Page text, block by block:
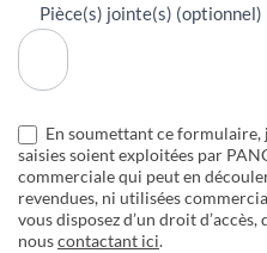
Pièce(s) jointe(s) (optionnel)
En soumettant ce formulaire,
saisies soient exploitées par
commerciale qui peut en
revendues, ni utilisées
vous disposez d’un droit
nouscontactant ici.